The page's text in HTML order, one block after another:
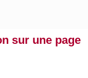
sur une page